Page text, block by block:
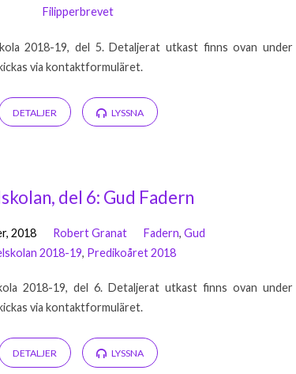
Filipperbrevet
2018-19, del 5. Detaljerat utkast finns ovan under
via kontaktformuläret.
DETALJER LYSSNA
del 6: Gud Fadern
2018 Robert Granat Fadern,Gud
2018-19, Predikoåret 2018
2018-19, del 6. Detaljerat utkast finns ovan under
via kontaktformuläret.
DETALJER LYSSNA